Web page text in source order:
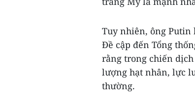
Tuy nhiên, ông Putin
Đề cập đến Tổng
rằng trong chiến
lượng hạt nhân, lực
thường.